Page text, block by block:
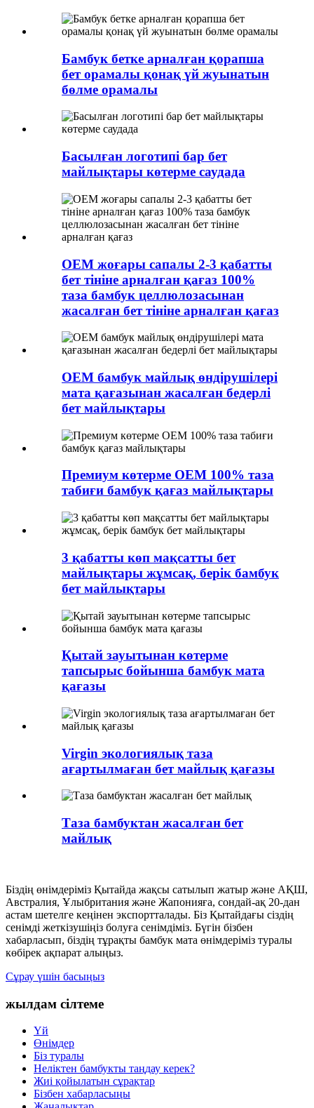
Бамбук бетке арналған қорапша
бет орамалы қонақ үй жуынатын
бөлме орамалы
Басылған логотипі бар бет
майлықтары көтерме саудада
OEM жоғары сапалы 2-3 қабатты
бет тініне арналған қағаз 100%
таза бамбук целлюлозасынан
жасалған бет тініне арналған қағаз
OEM бамбук майлық өндірушілері
мата қағазынан жасалған бедерлі
бет майлықтары
Премиум көтерме OEM 100% таза
табиғи бамбук қағаз майлықтары
3 қабатты көп мақсатты бет
майлықтары жұмсақ, берік бамбук
бет майлықтары
Қытай зауытынан көтерме
тапсырыс бойынша бамбук мата
қағазы
Virgin экологиялық таза
ағартылмаған бет майлық қағазы
Таза бамбуктан жасалған бет
майлық
Біздің өнімдеріміз Қытайда жақсы сатылып жатыр және АҚШ,
Австралия, Ұлыбритания және Жапонияға, сондай-ақ 20-дан
астам шетелге кеңінен экспортталады. Біз Қытайдағы сіздің
сенімді жеткізушіңіз болуға сенімдіміз. Бүгін бізбен
хабарласып, біздің тұрақты бамбук мата өнімдеріміз туралы
көбірек ақпарат алыңыз.
Сұрау үшін басыңыз
жылдам сілтеме
Үй
Өнімдер
Біз туралы
Неліктен бамбукты таңдау керек?
Жиі қойылатын сұрақтар
Бізбен хабарласыңы